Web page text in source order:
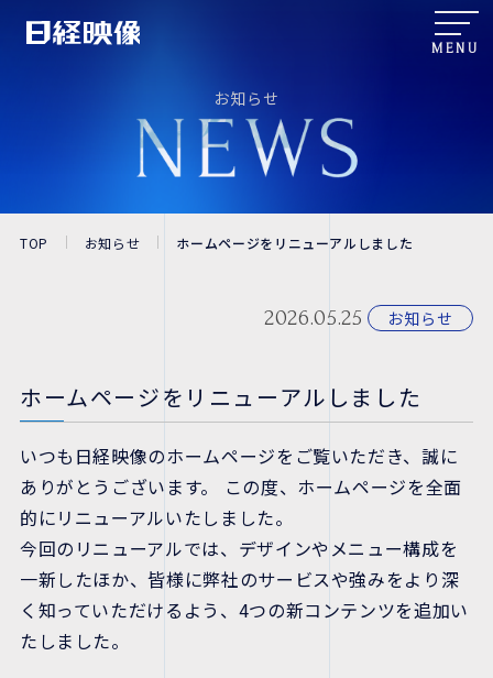
MENU
お知らせ
TOP お知らせ ホームページをリニューアルしました
2026.05.25 お知らせ
ホームページをリニューアルしました
いつも日経映像のホームページをご覧いただき、誠に
ありがとうございます。 この度、ホームページを全面
的にリニューアルいたしました。
今回のリニューアルでは、デザインやメニュー構成を
一新したほか、皆様に弊社のサービスや強みをより深
く知っていただけるよう、4つの新コンテンツを追加い
たしました。